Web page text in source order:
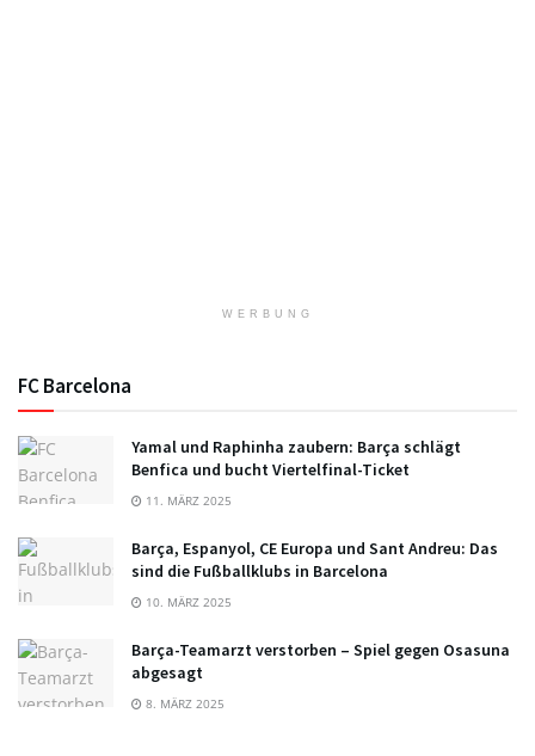
WERBUNG
FC Barcelona
Yamal und Raphinha zaubern: Barça schlägt
Benfica und bucht Viertelfinal-Ticket
11. MÄRZ 2025
Barça, Espanyol, CE Europa und Sant Andreu: Das
sind die Fußballklubs in Barcelona
10. MÄRZ 2025
Barça-Teamarzt verstorben – Spiel gegen Osasuna
abgesagt
8. MÄRZ 2025